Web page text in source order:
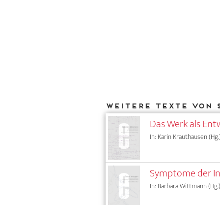
Weitere Texte von
Das Werk als
In: Karin Krauthausen
Symptome der
In: Barbara Wittmann